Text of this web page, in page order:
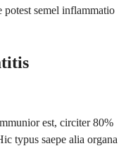
potest semel inflammatio
est, circiter 80%
typus saepe alia organa